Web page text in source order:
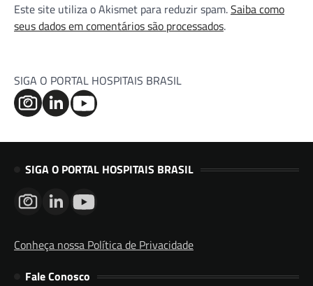
Este site utiliza o Akismet para reduzir spam.Saiba como
seus dados em comentários são processados.
SIGA O PORTAL HOSPITAIS BRASIL
SIGA O PORTAL HOSPITAIS BRASIL
Conheça nossa Política de Privacidade
Fale Conosco